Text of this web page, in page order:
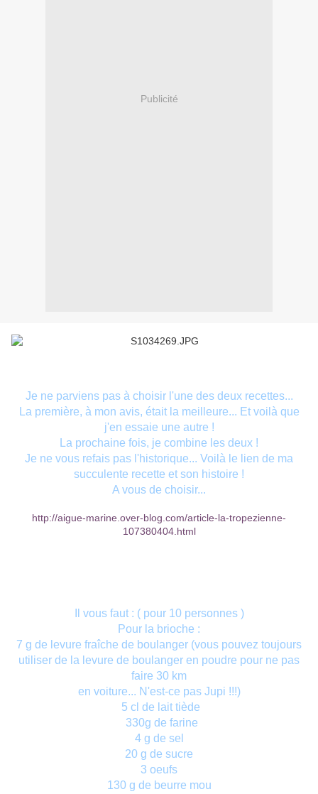
Publicité
Je ne parviens pas à choisir l'une des deux recettes...
La première, à mon avis, était la meilleure... Et voilà que
j'en essaie une autre !
La prochaine fois, je combine les deux !
Je ne vous refais pas l'historique... Voilà le lien de ma
succulente recette et son histoire !
A vous de choisir...
http://aigue-marine.over-blog.com/article-la-tropezienne-
107380404.html
Il vous faut : ( pour 10 personnes )
Pour la brioche :
7 g de levure fraîche de boulanger (vous pouvez toujours
utiliser de la levure de boulanger en poudre pour ne pas
faire 30 km
en voiture... N'est-ce pas Jupi !!!)
5 cl de lait tiède
330g de farine
4 g de sel
20 g de sucre
3 oeufs
130 g de beurre mou